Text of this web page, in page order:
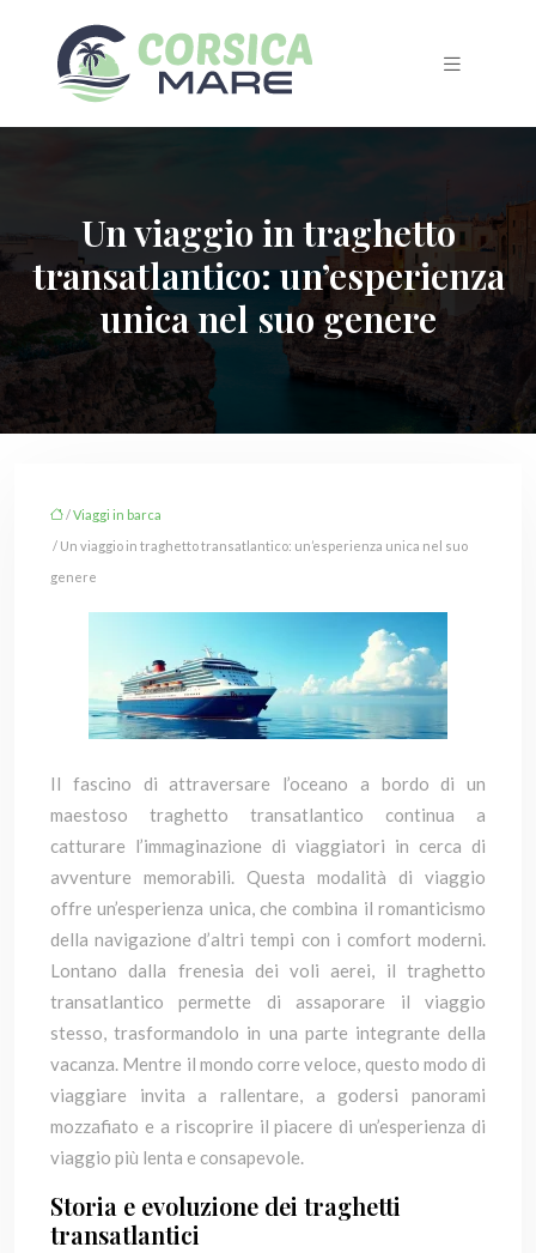
Un viaggio in traghetto
transatlantico: un’esperienza
unica nel suo genere
/Viaggi in barca
/ Un viaggio in traghetto transatlantico: un’esperienza unica nel suo
genere
Il fascino di attraversare l’oceano a bordo di un
maestoso traghetto transatlantico continua a
catturare l’immaginazione di viaggiatori in cerca di
avventure memorabili. Questa modalità di viaggio
offre un’esperienza unica, che combina il romanticismo
della navigazione d’altri tempi con i comfort moderni.
Lontano dalla frenesia dei voli aerei, il traghetto
transatlantico permette di assaporare il viaggio
stesso, trasformandolo in una parte integrante della
vacanza. Mentre il mondo corre veloce, questo modo di
viaggiare invita a rallentare, a godersi panorami
mozzafiato e a riscoprire il piacere di un’esperienza di
viaggio più lenta e consapevole.
Storia e evoluzione dei traghetti
transatlantici